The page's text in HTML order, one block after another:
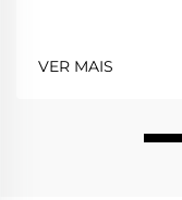
VER MAIS